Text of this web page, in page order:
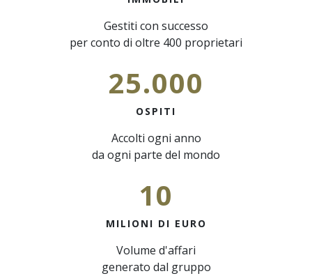
Gestiti con successo
per conto di oltre 400 proprietari
25.000
OSPITI
Accolti ogni anno
da ogni parte del mondo
10
MILIONI DI EURO
Volume d'affari
generato dal gruppo